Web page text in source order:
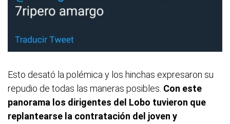
Esto desató la polémica y los hinchas expresaron su
repudio de todas las maneras posibles. Con este
panorama los dirigentes del Lobo tuvieron que
replantearse la contratación del joven y